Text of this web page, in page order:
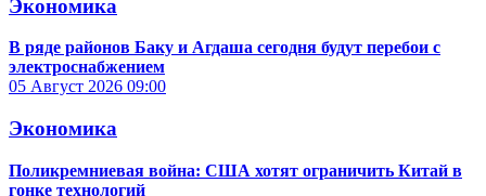
Экономика
В ряде районов Баку и Агдаша сегодня будут перебои с
электроснабжением
05 Август 2026 09:00
Экономика
Поликремниевая война: США хотят ограничить Китай в
гонке технологий